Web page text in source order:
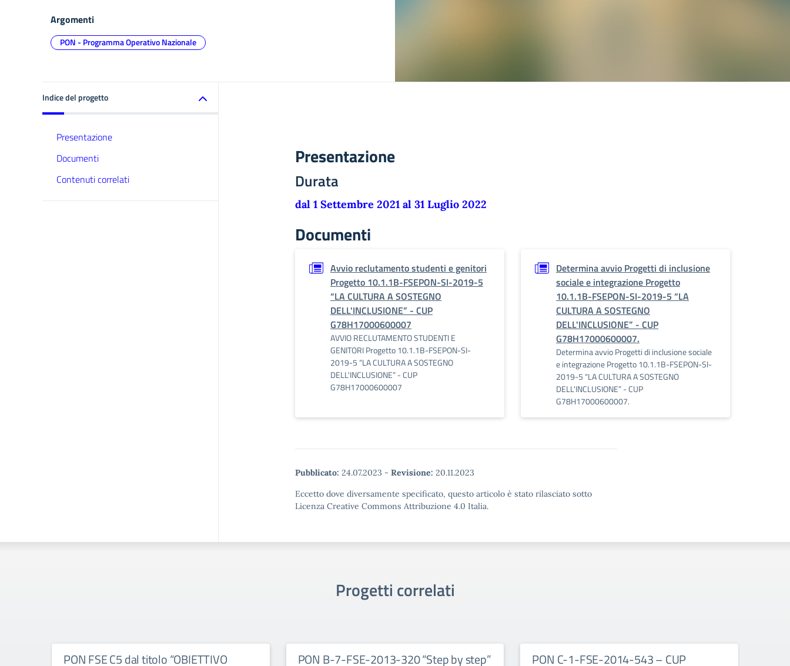
Argomenti
PON - Programma Operativo Nazionale
Indice del progetto
Presentazione
Documenti
Contenuti correlati
Presentazione
Durata
dal 1 Settembre 2021 al 31 Luglio 2022
Documenti
Avvio reclutamento studenti e genitori
Progetto 10.1.1B-FSEPON-SI-2019-5
“LA CULTURA A SOSTEGNO
DELL'INCLUSIONE” - CUP
G78H17000600007
AVVIO RECLUTAMENTO STUDENTI E
GENITORI Progetto 10.1.1B-FSEPON-SI-
2019-5 “LA CULTURA A SOSTEGNO
DELL'INCLUSIONE” - CUP
G78H17000600007
Determina avvio Progetti di inclusione
sociale e integrazione Progetto
10.1.1B-FSEPON-SI-2019-5 “LA
CULTURA A SOSTEGNO
DELL'INCLUSIONE” - CUP
G78H17000600007.
Determina avvio Progetti di inclusione sociale
e integrazione Progetto 10.1.1B-FSEPON-SI-
2019-5 “LA CULTURA A SOSTEGNO
DELL'INCLUSIONE” - CUP
G78H17000600007.
Pubblicato: 24.07.2023 - Revisione: 20.11.2023
Eccetto dove diversamente specificato, questo articolo è stato rilasciato sotto
Licenza Creative Commons Attribuzione 4.0 Italia.
Progetti correlati
PON FSE C5 dal titolo “OBIETTIVO PON B-7-FSE-2013-320 “Step by step” PON C-1-FSE-2014-543 – CUP